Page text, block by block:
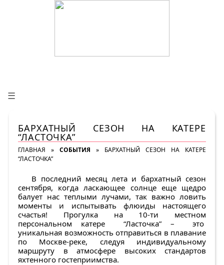
☰
БАРХАТНЫЙ СЕЗОН НА КАТЕРЕ
“ЛАСТОЧКА”
ГЛАВНАЯ » СОБЫТИЯ » БАРХАТНЫЙ СЕЗОН НА КАТЕРЕ
“ЛАСТОЧКА”
В последний месяц лета и бархатный сезон
сентября, когда ласкающее солнце еще щедро
балует нас теплыми лучами, так важно ловить
моменты и испытывать флюиды настоящего
счастья! Прогулка на 10-ти местном
персональном катере “Ласточка” – это
уникальная возможность отправиться в плавание
по Москве-реке, следуя индивидуальному
маршруту в атмосфере высоких стандартов
яхтенного гостеприимства.